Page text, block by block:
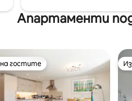
Апартаменти
гостите
гостите